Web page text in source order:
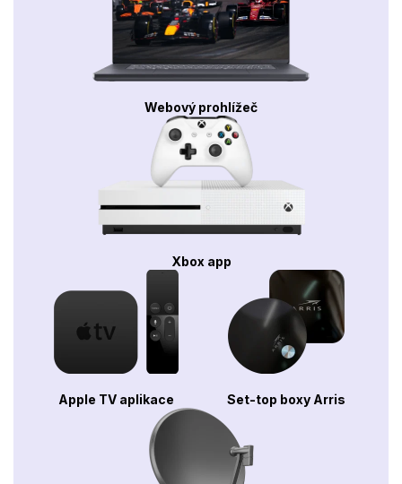
Webový prohlížeč
Xbox app
Apple TV aplikace Set-top boxy Arris